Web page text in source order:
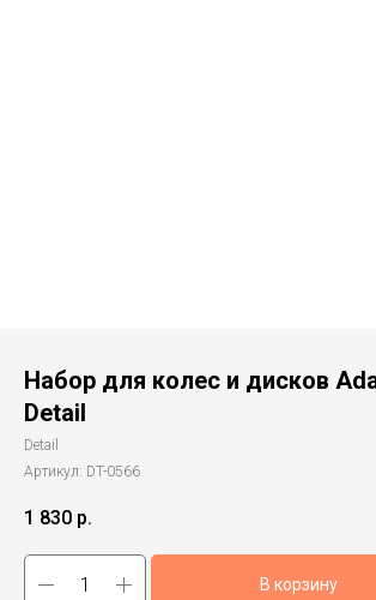
Набор для колес и дисков
Detail
Detail
Артикул: DT-0566
1 830 р.
В корзину